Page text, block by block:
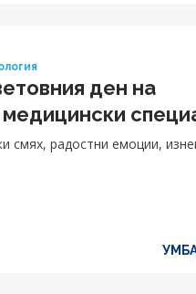
ден на
смях, радостни емоции,